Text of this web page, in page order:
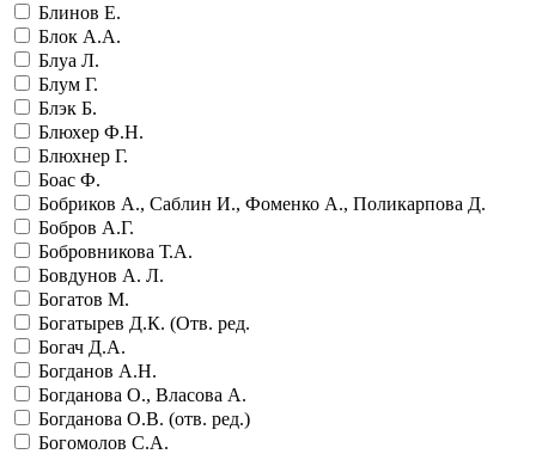
Блинов Е.
Блок А.А.
Блуа Л.
Блум Г.
Блэк Б.
Блюхер Ф.Н.
Блюхнер Г.
Боас Ф.
Бобриков А., Саблин И., Фоменко А., Поликарпова Д.
Бобров А.Г.
Бобровникова Т.А.
Бовдунов А. Л.
Богатов М.
Богатырев Д.К. (Отв. ред.
Богач Д.А.
Богданов А.Н.
Богданова О., Власова А.
Богданова О.В. (отв. ред.)
Богомолов С.А.